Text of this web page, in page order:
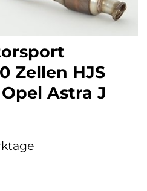
Zellen HJS
Astra J